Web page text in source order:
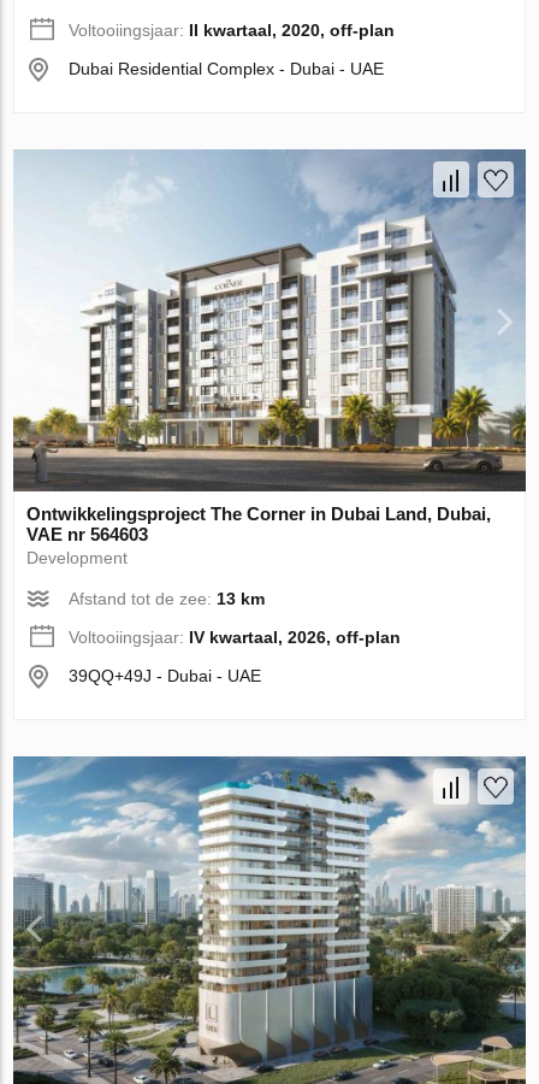
Voltooiingsjaar: II kwartaal, 2020, off-plan
Dubai Residential Complex - Dubai - UAE
Ontwikkelingsproject The Corner in Dubai Land, Dubai,
VAE nr 564603
Development
Afstand tot de zee: 13 km
Voltooiingsjaar: IV kwartaal, 2026, off-plan
39QQ+49J - Dubai - UAE